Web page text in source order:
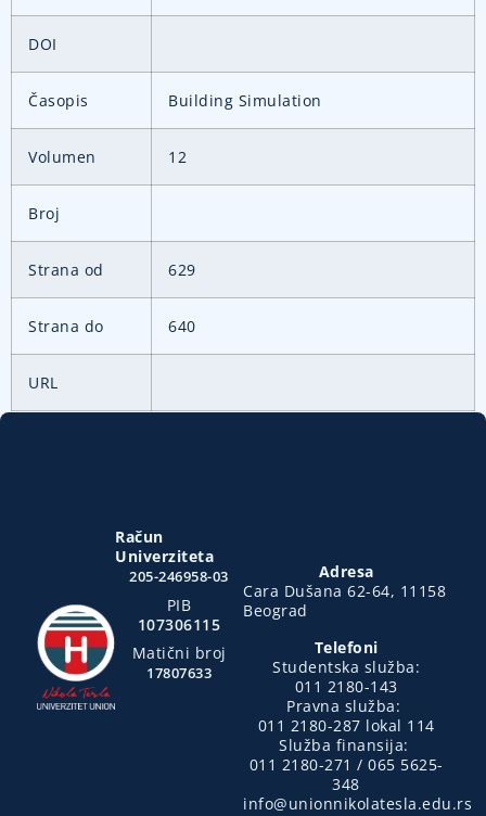
DOI
Časopis Building Simulation
Volumen 12
Broj
Strana od 629
Strana do 640
URL
Račun
Univerziteta
205-246958-03
PIB
107306115
Matični broj
17807633
Adresa
Cara Dušana 62-64, 11158
Beograd
Telefoni
Studentska služba:
011 2180-143
Pravna služba:
011 2180-287 lokal 114
Služba finansija:
011 2180-271 / 065 5625-
348
info@unionnikolatesla.edu.rs